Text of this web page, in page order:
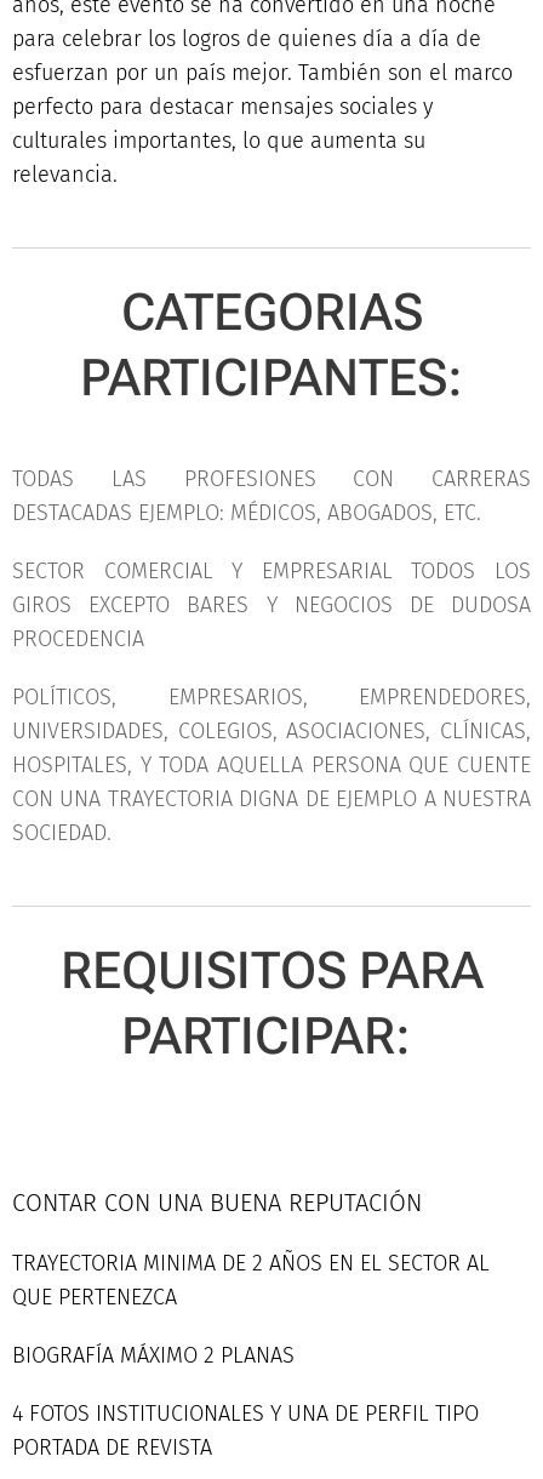
para celebrar los logros de quienes día a día de
esfuerzan por un país mejor. También son el marco
perfecto para destacar mensajes sociales y
culturales importantes, lo que aumenta su
relevancia.
CATEGORIAS
PARTICIPANTES:
TODAS LAS PROFESIONES CON CARRERAS
DESTACADAS EJEMPLO: MÉDICOS, ABOGADOS, ETC.
SECTOR COMERCIAL Y EMPRESARIAL TODOS LOS
GIROS EXCEPTO BARES Y NEGOCIOS DE DUDOSA
PROCEDENCIA
POLÍTICOS, EMPRESARIOS, EMPRENDEDORES,
UNIVERSIDADES, COLEGIOS, ASOCIACIONES, CLÍNICAS,
HOSPITALES, Y TODA AQUELLA PERSONA QUE CUENTE
CON UNA TRAYECTORIA DIGNA DE EJEMPLO A NUESTRA
SOCIEDAD.
REQUISITOS PARA
PARTICIPAR:
CONTAR CON UNA BUENA REPUTACIÓN
TRAYECTORIA MINIMA DE 2 AÑOS EN EL SECTOR AL
QUE PERTENEZCA
BIOGRAFÍA MÁXIMO 2 PLANAS
4 FOTOS INSTITUCIONALES Y UNA DE PERFIL TIPO
PORTADA DE REVISTA